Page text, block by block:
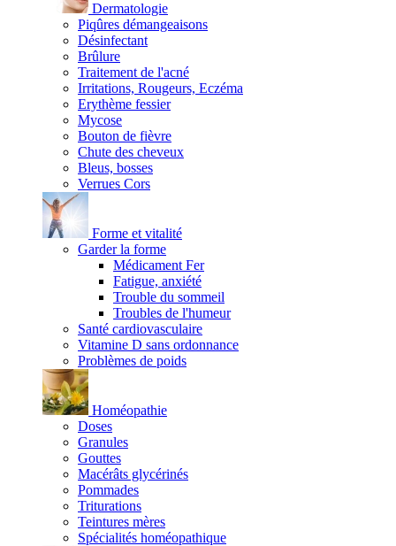
Dermatologie
Piqûres démangeaisons
Désinfectant
Brûlure
Traitement de l'acné
Irritations, Rougeurs, Eczéma
Erythème fessier
Mycose
Bouton de fièvre
Chute des cheveux
Bleus, bosses
Verrues Cors
Forme et vitalité
Garder la forme
Médicament Fer
Fatigue, anxiété
Trouble du sommeil
Troubles de l'humeur
Santé cardiovasculaire
Vitamine D sans ordonnance
Problèmes de poids
Homéopathie
Doses
Granules
Gouttes
Macérâts glycérinés
Pommades
Triturations
Teintures mères
Spécialités homéopathique